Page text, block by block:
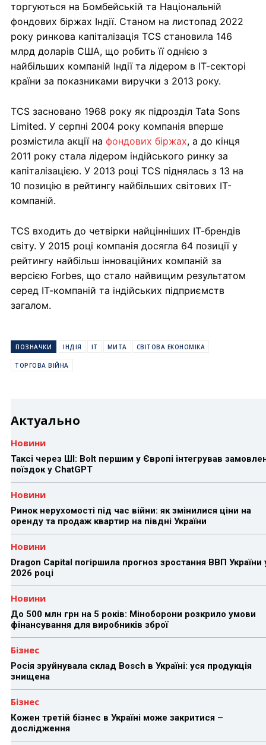
торгуються на Бомбейській та Національній
фондових біржах Індії. Станом на листопад 2022
року ринкова капіталізація TCS становила 146
млрд доларів США, що робить її однією з
найбільших компаній Індії та лідером в ІТ-секторі
країни за показниками виручки з 2013 року.
TCS засновано 1968 року як підрозділ Tata Sons
Limited. У серпні 2004 року компанія вперше
розмістила акції на фондових біржах, а до кінця
2011 року стала лідером індійського ринку за
капіталізацією. У 2013 році TCS піднялась з 13 на
10 позицію в рейтингу найбільших світових ІТ-
компаній.
TCS входить до четвірки найцінніших ІТ-брендів
світу. У 2015 році компанія досягла 64 позиції у
рейтингу найбільш інноваційних компаній за
версією Forbes, що стало найвищим результатом
серед ІТ-компаній та індійських підприємств
загалом.
ПОЗНАЧКИ ІНДІЯ ІТ МИТА СВІТОВА ЕКОНОМІКА
ТОРГОВА ВІЙНА
Актуально
Новини
Таксі через ШІ: Bolt першим у Європі інтегрував
поїздок у ChatGPT
Новини
Ринок нерухомості під час війни: як змінилися ціни на
оренду та продаж квартир на півдні України
Новини
Dragon Capital погіршила прогноз зростання ВВП України
2026 році
Новини
До 500 млн грн на 5 років: Міноборони розкрило умови
фінансування для виробників зброї
Бізнес
Росія зруйнувала склад Bosch в Україні: уся продукція
знищена
Бізнес
Кожен третій бізнес в Україні може закритися –
дослідження